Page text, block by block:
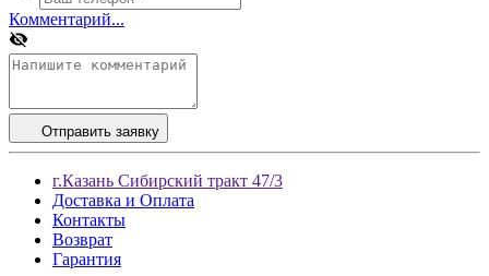
Комментарий...
Отправить заявку
г.Казань Сибирский тракт 47/3
Доставка и Оплата
Контакты
Возврат
Гарантия